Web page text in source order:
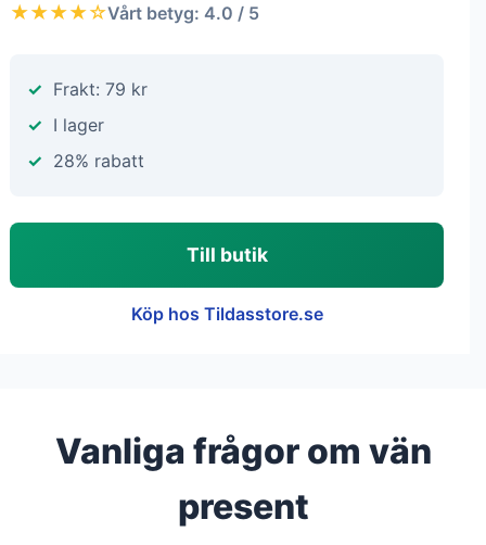
★★★★☆Vårt betyg: 4.0 / 5
Frakt: 79 kr
I lager
28% rabatt
Till butik
Köp hos Tildasstore.se
Vanliga frågor om vän
present